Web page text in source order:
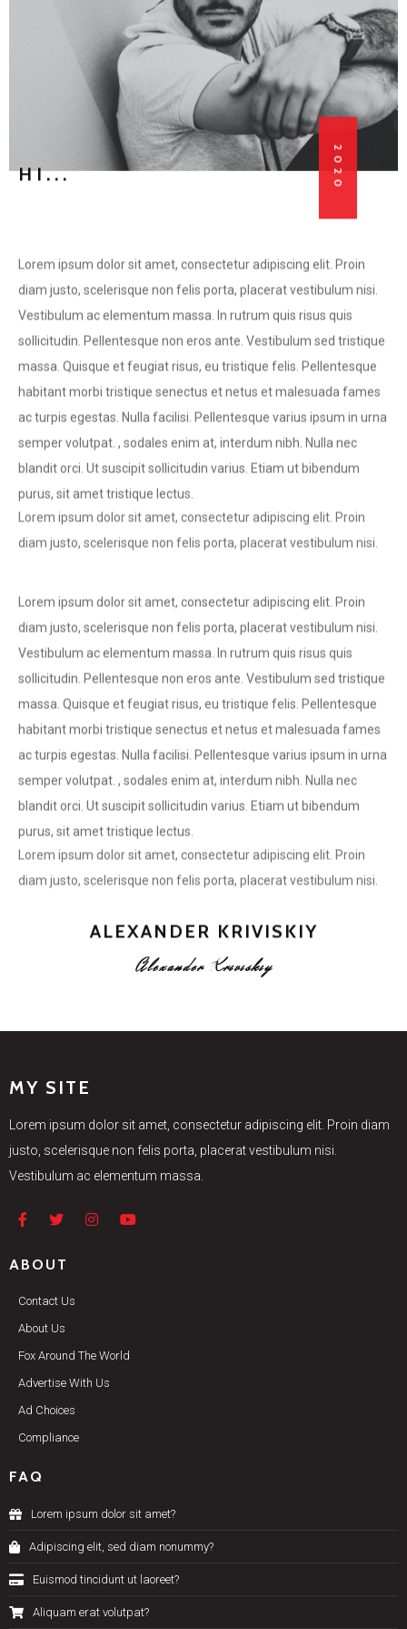
HI... 2020
diam justo, scelerisque non felis porta, placerat vestibulum nisi.
Vestibulum ac elementum massa. In rutrum quis risus quis
sollicitudin. Pellentesque non eros ante. Vestibulum sed tristique
massa. Quisque et feugiat risus, eu tristique felis. Pellentesque
habitant morbi tristique senectus et netus et malesuada fames
ac turpis egestas. Nulla facilisi. Pellentesque varius ipsum in urna
semper volutpat. , sodales enim at, interdum nibh. Nulla nec
blandit orci. Ut suscipit sollicitudin varius. Etiam ut bibendum
purus, sit amet tristique lectus.
Lorem ipsum dolor sit amet, consectetur adipiscing elit. Proin
diam justo, scelerisque non felis porta, placerat vestibulum nisi.
diam justo, scelerisque non felis porta, placerat vestibulum nisi.
Vestibulum ac elementum massa. In rutrum quis risus quis
sollicitudin. Pellentesque non eros ante. Vestibulum sed tristique
massa. Quisque et feugiat risus, eu tristique felis. Pellentesque
habitant morbi tristique senectus et netus et malesuada fames
ac turpis egestas. Nulla facilisi. Pellentesque varius ipsum in urna
semper volutpat. , sodales enim at, interdum nibh. Nulla nec
blandit orci. Ut suscipit sollicitudin varius. Etiam ut bibendum
purus, sit amet tristique lectus.
Lorem ipsum dolor sit amet, consectetur adipiscing elit. Proin
diam justo, scelerisque non felis porta, placerat vestibulum nisi.
ALEXANDER KRIVISKIY
Alexander Kriviskiy
MY SITE
Lorem ipsum dolor sit amet, consectetur adipiscing elit. Proin diam
justo, scelerisque non felis porta, placerat vestibulum nisi.
Vestibulum ac elementum massa.
ABOUT
Contact Us
About Us
Fox Around The World
Advertise With Us
Ad Choices
Compliance
FAQ
Lorem ipsum dolor sit amet?
Adipiscing elit, sed diam nonummy?
Euismod tincidunt ut laoreet?
Aliquam erat volutpat?